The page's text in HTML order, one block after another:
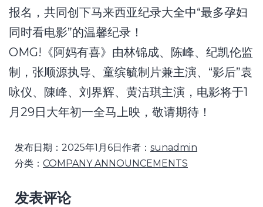
报名，共同创下马来西亚纪录大全中“最多孕妇
同时看电影”的温馨纪录！
OMG!《阿妈有喜》由林锦成、陈峰、纪凯伦监
制，张顺源执导、童缤毓制片兼主演、“影后”袁
咏仪、陳峰、刘界辉、黄洁琪主演，电影将于1
月29日大年初一全马上映，敬请期待！
发布日期： 2025年1月6日作者： sunadmin
分类： COMPANY ANNOUNCEMENTS
发表评论